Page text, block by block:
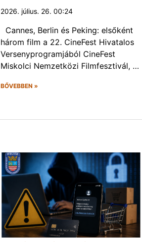
2026. július. 26. 00:24
Cannes, Berlin és Peking: elsőként
három film a 22. CineFest Hivatalos
Versenyprogramjából CineFest
Miskolci Nemzetközi Filmfesztivál, …
BŐVEBBEN »